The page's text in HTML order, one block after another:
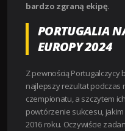
bardzo zgraną ekipę.
PORTUGALIA
EUROPY 2024
Z pewnością Portugalczycy
najlepszy rezultat podczas
czempionatu, a szczytem
powtórzenie sukcesu,
2016 roku. Oczywiście